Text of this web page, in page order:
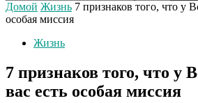
Домой Жизнь 7 признаков того, что у
особая миссия
Жизнь
7 признаков того, что у
вас есть особая миссия